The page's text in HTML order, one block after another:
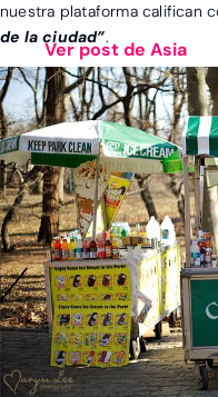
Ver post de Asia
FAMILIAR
HOTELERO
PLAYAS
NATURALEZA
POR
SOSTENIBLE
nuestra plataforma califican
de la ciudad”.